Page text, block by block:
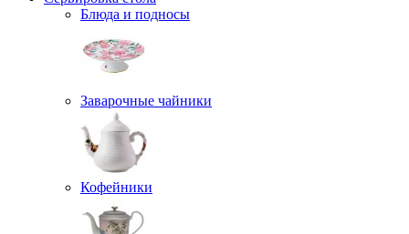
Блюда и подносы
Заварочные чайники
Кофейники